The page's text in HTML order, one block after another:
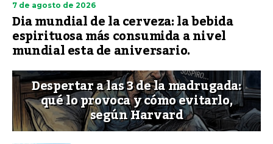
7 de agosto de 2026
Dia mundial de la cerveza: la bebida
espirituosa más consumida a nivel
mundial esta de aniversario.
Despertar a las 3 de la madrugada:
qué lo provoca y cómo evitarlo,
según Harvard